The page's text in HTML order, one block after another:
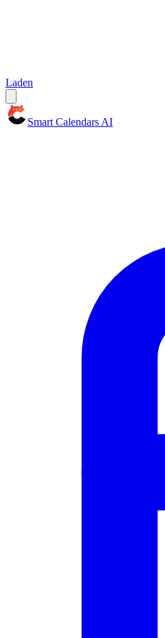
Laden
Smart Calendars AI